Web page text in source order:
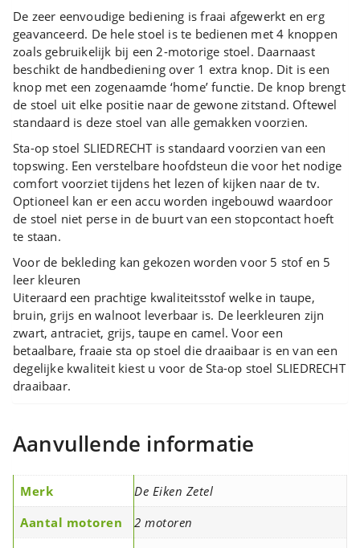
De zeer eenvoudige bediening is fraai afgewerkt en erg
geavanceerd. De hele stoel is te bedienen met 4 knoppen
zoals gebruikelijk bij een 2-motorige stoel. Daarnaast
beschikt de handbediening over 1 extra knop. Dit is een
knop met een zogenaamde ‘home’ functie. De knop brengt
de stoel uit elke positie naar de gewone zitstand. Oftewel
standaard is deze stoel van alle gemakken voorzien.
Sta-op stoel SLIEDRECHT is standaard voorzien van een
topswing. Een verstelbare hoofdsteun die voor het nodige
comfort voorziet tijdens het lezen of kijken naar de tv.
Optioneel kan er een accu worden ingebouwd waardoor
de stoel niet perse in de buurt van een stopcontact hoeft
te staan.
Voor de bekleding kan gekozen worden voor 5 stof en 5
leer kleuren
Uiteraard een prachtige kwaliteitsstof welke in taupe,
bruin, grijs en walnoot leverbaar is. De leerkleuren zijn
zwart, antraciet, grijs, taupe en camel. Voor een
betaalbare, fraaie sta op stoel die draaibaar is en van een
degelijke kwaliteit kiest u voor de Sta-op stoel SLIEDRECHT
draaibaar.
Aanvullende informatie
Merk
De Eiken Zetel
Aantal motoren
2 motoren